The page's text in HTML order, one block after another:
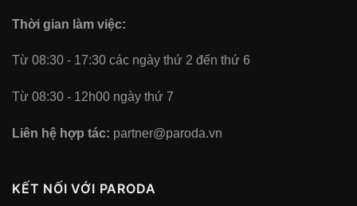
Thời gian làm việc:
Từ 08:30 - 17:30 các ngày thứ 2 đến thứ 6
Từ 08:30 - 12h00 ngày thứ 7
Liên hệ hợp tác: partner@paroda.vn
KẾT NỐI VỚI PARODA